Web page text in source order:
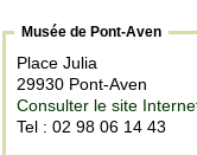
Musée de Pont-Aven
Place Julia
29930 Pont-Aven
Consulter le site
Tel : 02 98 06 14 43